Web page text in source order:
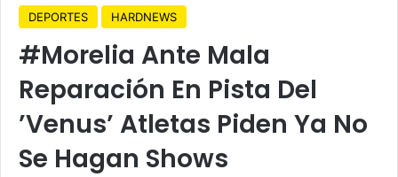
DEPORTES HARDNEWS
#Morelia Ante Mala
Reparación En Pista Del
’Venus’ Atletas Piden Ya No
Se Hagan Shows